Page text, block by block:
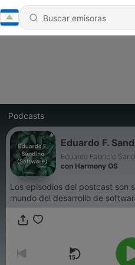
Podcasts
Eduardo F.
Eduardo Fabricio
con Harmony OS
Los episodios del postcast son
mundo del desarrollo de